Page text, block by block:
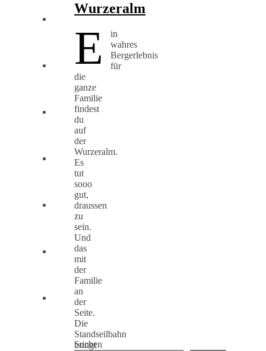
Wurzeralm
E
in
wahres
Bergerlebnis
für
die
ganze
Familie
findest
du
auf
der
Wurzeralm.
Es
tut
sooo
gut,
draussen
zu
sein.
Und
das
mit
der
Familie
an
der
Seite.
Die
Standseilbahn
bringt
Suchen